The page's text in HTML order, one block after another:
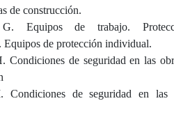
de construcción.
Equipos de trabajo.
Equipos de protección individual.
Condiciones de seguridad en las
Condiciones de seguridad en las